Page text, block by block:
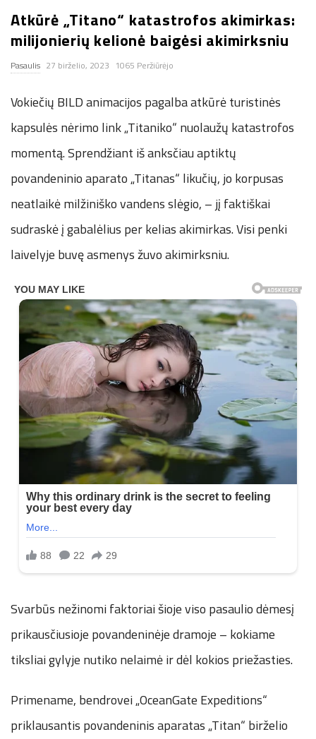
n
.
n
e
t
Atkūrė „Titano“ katastrofos akimirkas:
milijonierių kelionė baigėsi akimirksniu
Pasaulis 27 birželio, 2023 1065 Peržiūrėjo
Vokiečių BILD animacijos pagalba atkūrė turistinės
kapsulės nėrimo link „Titaniko“ nuolaužų katastrofos
momentą. Sprendžiant iš anksčiau aptiktų
povandeninio aparato „Titanas“ likučių, jo korpusas
neatlaikė milžiniško vandens slėgio, – jį faktiškai
sudraskė į gabalėlius per kelias akimirkas. Visi penki
laivelyje buvę asmenys žuvo akimirksniu.
Svarbūs nežinomi faktoriai šioje viso pasaulio dėmesį
prikausčiusioje povandeninėje dramoje – kokiame
tiksliai gylyje nutiko nelaimė ir dėl kokios priežasties.
Primename, bendrovei „OceanGate Expeditions“
priklausantis povandeninis aparatas „Titan“ birželio